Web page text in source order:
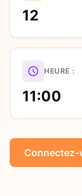
12
HEURE :
11:00
Connectez-